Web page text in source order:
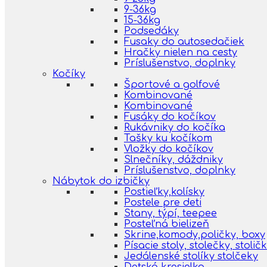
9-36kg
15-36kg
Podsedáky
Fusaky do autosedačiek
Hračky nielen na cesty
Príslušenstvo, doplnky
Kočíky
Športové a golfové
Kombinované
Kombinované
Fusáky do kočíkov
Rukávniky do kočíka
Tašky ku kočíkom
Vložky do kočíkov
Slnečníky, dáždniky
Príslušenstvo, doplnky
Nábytok do izbičky
Postieľky,kolísky
Postele pre deti
Stany, týpí, teepee
Posteľná bielizeň
Skrine,komody,poličky, boxy
Písacie stoly, stolečky,
Jedálenské stolíky stolčeky